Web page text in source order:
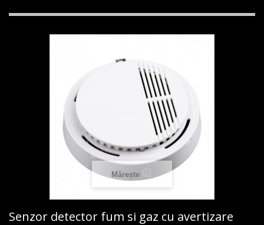
Mărește
Senzor detector fum si gaz cu avertizare